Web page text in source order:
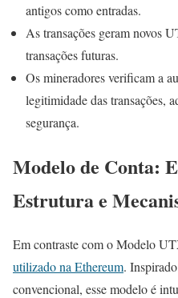
antigos como entradas.
As transações geram novos
transações futuras.
Os mineradores verificam a
legitimidade das transações,
segurança.
Modelo de Conta:
Estrutura e
Em contraste com o Modelo
utilizado na Ethereum.
convencional, esse modelo é